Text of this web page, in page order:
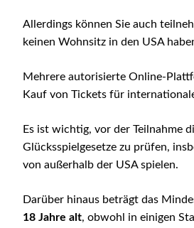
Allerdings können Sie auch
keinen Wohnsitz in den USA
Mehrere autorisierte Online-
Kauf von Tickets für
Es ist wichtig, vor der Teilnahme
Glücksspielgesetze zu prüfen,
von außerhalb der USA spielen.
Darüber hinaus beträgt das
18 Jahre alt, obwohl in einigen